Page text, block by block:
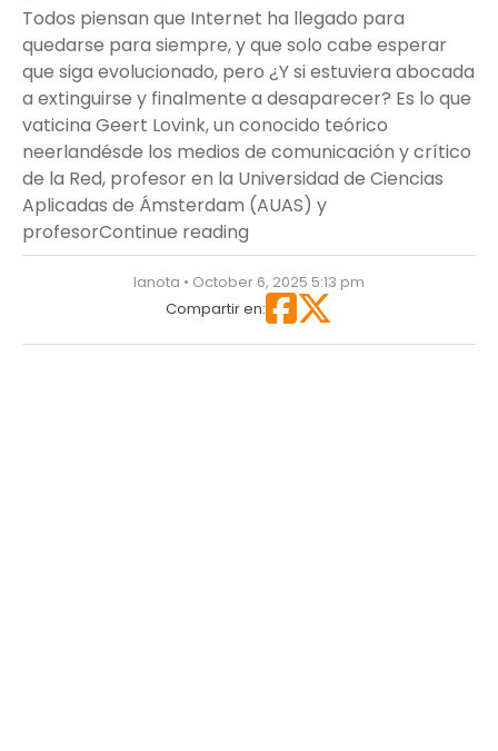
Todos piensan que Internet ha llegado para
quedarse para siempre, y que solo cabe esperar
que siga evolucionado, pero ¿Y si estuviera abocada
a extinguirse y finalmente a desaparecer? Es lo que
vaticina Geert Lovink, un conocido teórico
neerlandésde los medios de comunicación y crítico
de la Red, profesor en la Universidad de Ciencias
Aplicadas de Ámsterdam (AUAS) y
profesorContinue reading
lanota • October 6, 2025 5:13 pm
Compartir en: